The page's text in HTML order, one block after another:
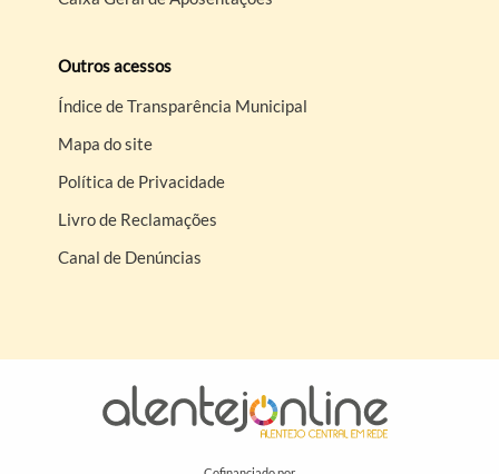
Outros acessos
Índice de Transparência Municipal
Mapa do site
Política de Privacidade
Livro de Reclamações
Canal de Denúncias